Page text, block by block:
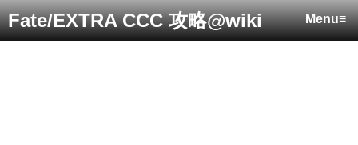
Menu≡
Fate/EXTRA CCC 攻略@wiki